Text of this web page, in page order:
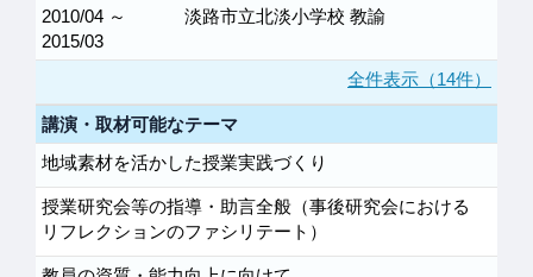
2010/04 ～
2015/03
淡路市立北淡小学校 教諭
全件表示（14件）
講演・取材可能なテーマ
地域素材を活かした授業実践づくり
授業研究会等の指導・助言全般（事後研究会における
リフレクションのファシリテート）